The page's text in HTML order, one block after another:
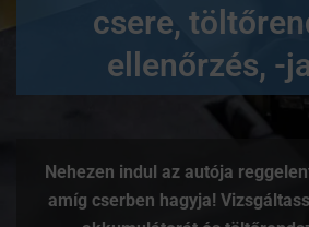
csere,
ellenőrzés, -
Nehezen indul az autója
amíg cserben hagyja!